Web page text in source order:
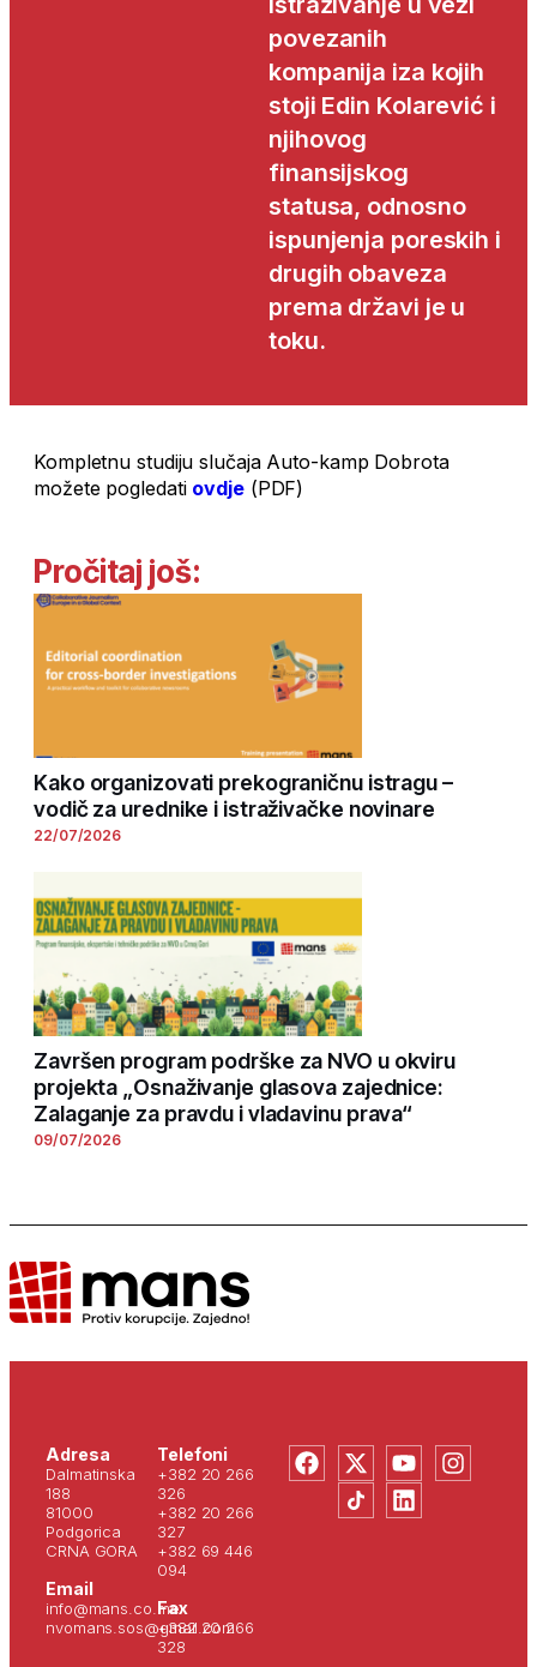
povezanih
kompanija iza kojih
stoji Edin Kolarević i
njihovog
finansijskog
statusa, odnosno
ispunjenja poreskih i
drugih obaveza
prema državi je u
toku.
Kompletnu studiju slučaja Auto-kamp Dobrota
možete pogledati ovdje(PDF)
Pročitaj još:
Kako organizovati prekograničnu istragu –
vodič za urednike i istraživačke novinare
22/07/2026
Završen program podrške za NVO u okviru
projekta „Osnaživanje glasova zajednice:
Zalaganje za pravdu i vladavinu prava“
09/07/2026
Adresa
Dalmatinska
188
81000
Podgorica
CRNA GORA
Email
info@mans.co.me
nvomans.sos@gmail.com
Telefoni
+382 20 266
326
+382 20 266
327
+382 69 446
094
Fax
+382 20 266
328